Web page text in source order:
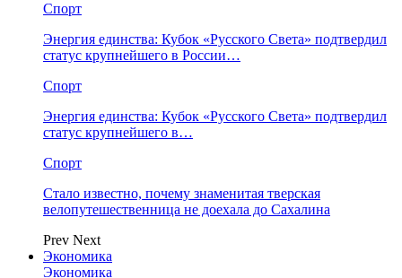
Спорт
Энергия единства: Кубок «Русского Света» подтвердил
статус крупнейшего в России…
Спорт
Энергия единства: Кубок «Русского Света» подтвердил
статус крупнейшего в…
Спорт
Стало известно, почему знаменитая тверская
велопутешественница не доехала до Сахалина
Prev Next
Экономика
Экономика